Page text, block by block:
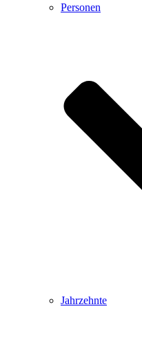
Personen
Jahrzehnte